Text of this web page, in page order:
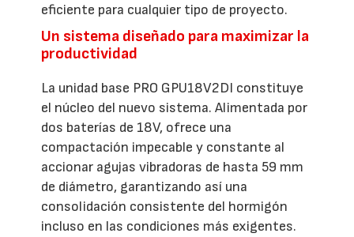
eficiente para cualquier tipo de proyecto.
Un sistema diseñado para maximizar la
productividad
La unidad base PRO GPU18V2DI constituye
el núcleo del nuevo sistema. Alimentada por
dos baterías de 18V, ofrece una
compactación impecable y constante al
accionar agujas vibradoras de hasta 59 mm
de diámetro, garantizando así una
consolidación consistente del hormigón
incluso en las condiciones más exigentes.